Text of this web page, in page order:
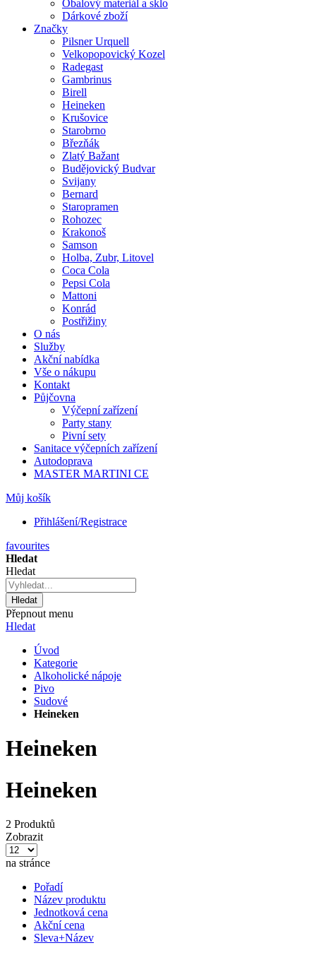
Obalový materiál a sklo
Dárkové zboží
Značky
Pilsner Urquell
Velkopopovický Kozel
Radegast
Gambrinus
Birell
Heineken
Krušovice
Starobrno
Březňák
Zlatý Bažant
Budějovický Budvar
Svijany
Bernard
Staropramen
Rohozec
Krakonoš
Samson
Holba, Zubr, Litovel
Coca Cola
Pepsi Cola
Mattoni
Konrád
Postřižiny
O nás
Služby
Akční nabídka
Vše o nákupu
Kontakt
Půjčovna
Výčepní zařízení
Party stany
Pivní sety
Sanitace výčepních zařízení
Autodoprava
MASTER MARTINI CE
Můj košík
Přihlášení/Registrace
favourites
Hledat
Hledat
Hledat
Přepnout menu
Hledat
Úvod
Kategorie
Alkoholické nápoje
Pivo
Sudové
Heineken
Heineken
Heineken
2 Produktů
Zobrazit
na stránce
Pořadí
Název produktu
Jednotková cena
Akční cena
Sleva+Název